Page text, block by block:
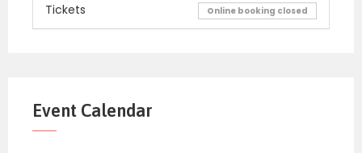
Tickets Online booking closed
Event Calendar